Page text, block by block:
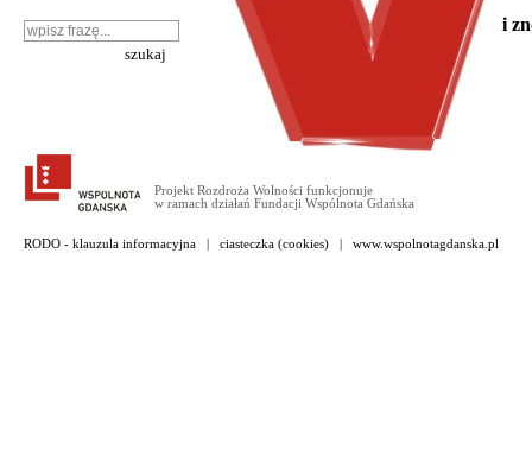
i
Projekt Rozdroża Wolności funkcjonuje
w ramach działań Fundacji Wspólnota Gdańska
RODO - klauzula informacyjna ciasteczka (cookies) www.wspolnotagdanska.pl